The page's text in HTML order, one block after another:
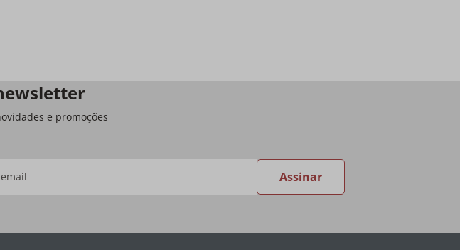
e promoções
Assinar